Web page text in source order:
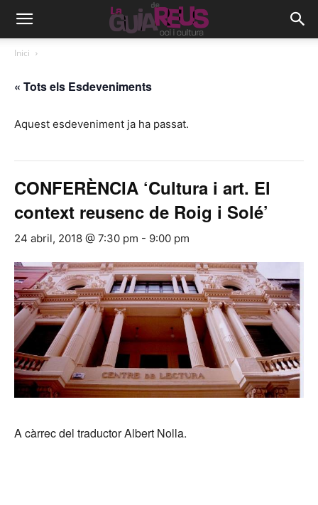
Inici
« Tots els Esdeveniments
Aquest esdeveniment ja ha passat.
CONFERÈNCIA ‘Cultura i art. El
context reusenc de Roig i Solé’
24 abril, 2018 @ 7:30 pm - 9:00 pm
A càrrec del traductor Albert Nolla.